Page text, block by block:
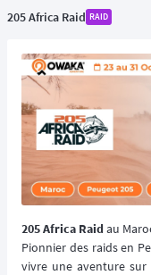
205 Africa Raid RAID
205 Africa Raid au
Pionnier des raids en
vivre une aventure